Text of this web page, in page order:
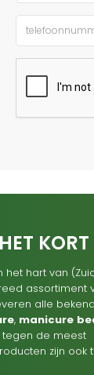
KORT
het hart van
assortiment
alle
, manicure
tegen de meest
zijn ook